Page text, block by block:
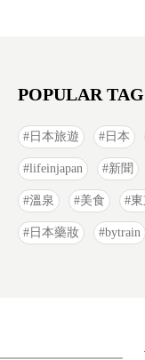
POPULAR
日本旅遊 日本
lifeinjapan 新聞
溫泉 美食
日本藥妝 bytrain